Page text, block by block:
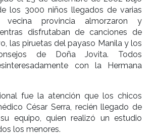
los 3000 niños llegados de varias
provincia almorzaron y
disfrutaban de canciones de
las piruetas del payaso Manila y los
de Doña Jovita. Todos
con la Hermana
fue la atención que los chicos
César Serra, recién llegado de
equipo, quien realizó un estudio
los menores.